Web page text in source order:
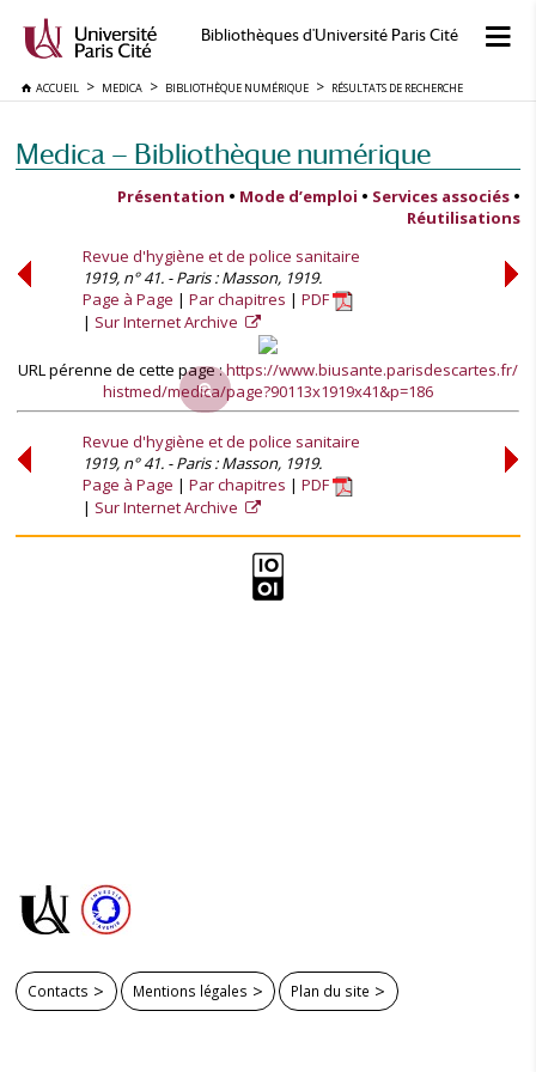
Bibliothèques d'Université Paris Cité
ACCUEIL MEDICA BIBLIOTHÈQUE NUMÉRIQUE RÉSULTATS DE RECHERCHE
Medica — Bibliothèque numérique
Présentation • Mode d’emploi • Services associés •
Réutilisations
Revue d'hygiène et de police sanitaire
1919, n° 41. - Paris : Masson, 1919.
Page à Page
Par chapitres
PDF
Sur Internet Archive
URL pérenne de cette page :https://www.biusante.parisdescartes.fr/
histmed/medica/page?90113x1919x41&p=186
Revue d'hygiène et de police sanitaire
1919, n° 41. - Paris : Masson, 1919.
Page à Page
Par chapitres
PDF
Sur Internet Archive
Contacts Mentions légales Plan du site